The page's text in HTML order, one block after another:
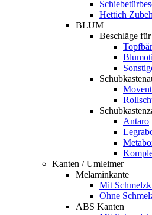
Hettich
BLUM
Beschläge
Antaro
Kanten / Umleimer
Melaminkante
Mit
Ohne
ABS Kanten